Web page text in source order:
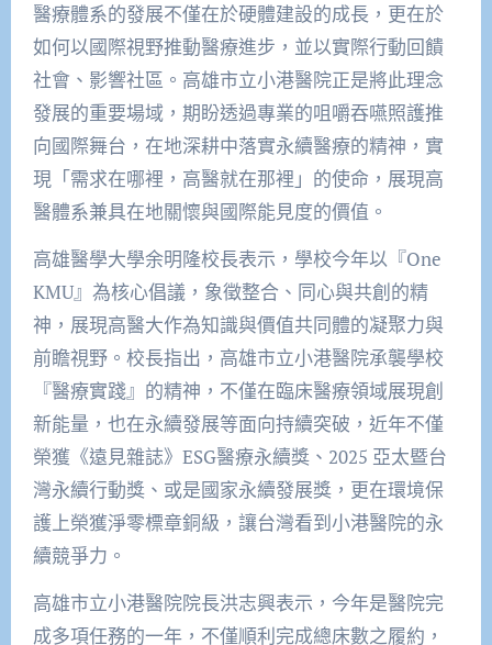
醫療體系的發展不僅在於硬體建設的成長，更在於
如何以國際視野推動醫療進步，並以實際行動回饋
社會、影響社區。高雄市立小港醫院正是將此理念
發展的重要場域，期盼透過專業的咀嚼吞嚥照護推
向國際舞台，在地深耕中落實永續醫療的精神，實
現「需求在哪裡，高醫就在那裡」的使命，展現高
醫體系兼具在地關懷與國際能見度的價值。
高雄醫學大學余明隆校長表示，學校今年以『One
KMU』為核心倡議，象徵整合、同心與共創的精
神，展現高醫大作為知識與價值共同體的凝聚力與
前瞻視野。校長指出，高雄市立小港醫院承襲學校
『醫療實踐』的精神，不僅在臨床醫療領域展現創
新能量，也在永續發展等面向持續突破，近年不僅
榮獲《遠見雜誌》ESG醫療永續獎、2025 亞太暨台
灣永續行動獎、或是國家永續發展獎，更在環境保
護上榮獲淨零標章銅級，讓台灣看到小港醫院的永
續競爭力。
高雄市立小港醫院院長洪志興表示，今年是醫院完
成多項任務的一年，不僅順利完成總床數之履約，